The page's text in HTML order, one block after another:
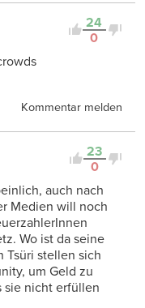
24
0
Kommentar melden
23
0
auch nach
Medien will noch
Wo ist da seine
Tsüri stellen sich
um Geld zu
sie nicht erfüllen